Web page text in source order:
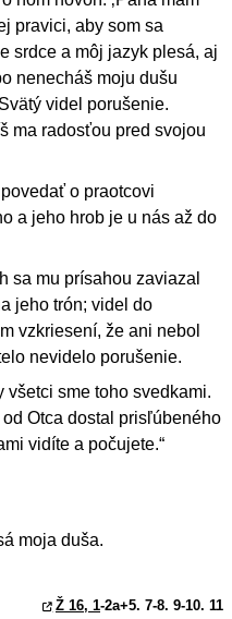
pravici, aby som sa
srdce a môj jazyk plesá, aj
nenecháš moju dušu
videl porušenie.
ma radosťou pred svojou
o praotcovi
a jeho hrob je u nás až do
sa mu prísahou zaviazal
jeho trón; videl do
vzkriesení, že ani nebol
nevidelo porušenie.
všetci sme toho svedkami.
Otca dostal prisľúbeného
vidíte a počujete.“
moja duša.
Ž 16, 1-2a+5. 7-8. 9-10. 11